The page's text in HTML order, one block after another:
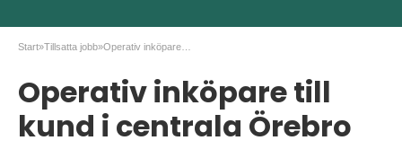
Start»Tillsatta jobb»
Operativ inköpare till
kund i centrala Örebro